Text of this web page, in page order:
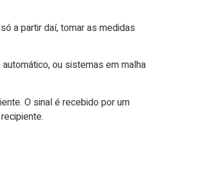
a partir daí, tomar as medidas
ou sistemas em malha
O sinal é recebido por um